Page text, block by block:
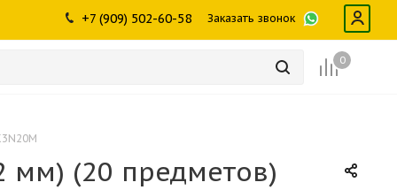
+7 (909) 502-60-58 Заказать звонок
0
Инструменты
Щетки, скребки,
Лампы
мм) (20 предметов)